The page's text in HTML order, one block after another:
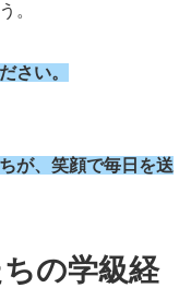
。
さい。
が、笑顔で毎日を送
ちの学級経